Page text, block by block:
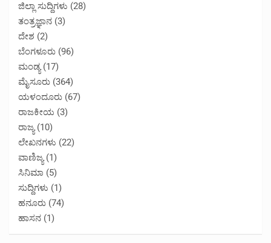
ಜಿಲ್ಲಾ ಸುದ್ದಿಗಳು (28)
ತಂತ್ರಜ್ಞಾನ (3)
ದೇಶ (2)
ಬೆಂಗಳೂರು (96)
ಮಂಡ್ಯ(17)
ಮೈಸೂರು (364)
ಯಳಂದೂರು (67)
ರಾಜಕೀಯ (3)
ರಾಜ್ಯ(10)
ಲೇಖನಗಳು (22)
ವಾಣಿಜ್ಯ(1)
ಸಿನಿಮಾ (5)
ಸುದ್ದಿಗಳು (1)
ಹನೂರು (74)
ಹಾಸನ (1)